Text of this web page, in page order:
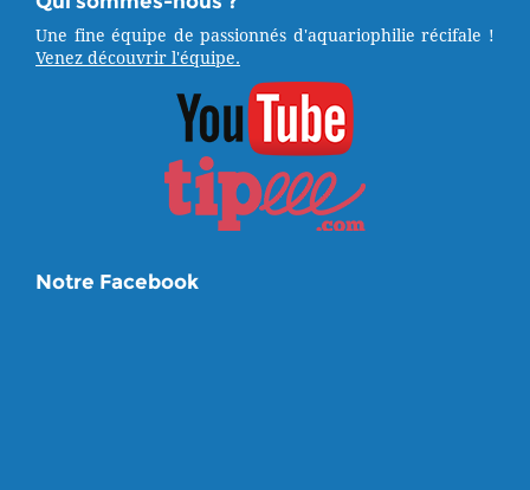
Une fine équipe de passionnés d'aquariophilie récifale !
Venez découvrir l'équipe.
Notre Facebook